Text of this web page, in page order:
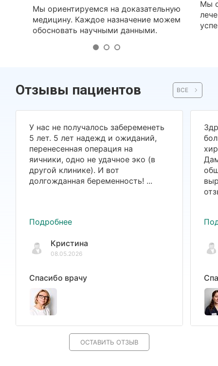
Мы ориентируемся на доказательную
медицину. Каждое назначение можем
обосновать научными данными.
Мы
Отзывы пациентов ВСЕ
У нас не получалось забеременеть
5 лет. 5 лет надежд и ожиданий,
перенесенная операция на
яичники, одно не удачное эко (в
другой клинике). И вот
долгожданная беременность! ...
Подробнее
Кристина
08.05.2026
Спасибо врачу
ОСТАВИТЬ ОТЗЫВ